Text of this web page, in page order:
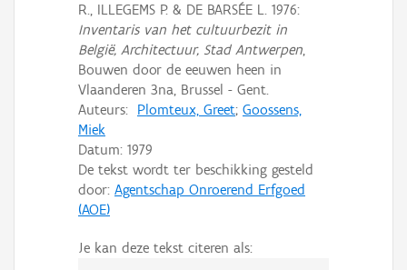
R., ILLEGEMS P. & DE BARSÉE L. 1976:
Inventaris van het cultuurbezit in
België, Architectuur, Stad Antwerpen,
Bouwen door de eeuwen heen in
Vlaanderen 3na, Brussel - Gent.
Auteurs: Plomteux, Greet; Goossens,
Miek
Datum: 1979
De tekst wordt ter beschikking gesteld
door: Agentschap Onroerend Erfgoed
(AOE)
Je kan deze tekst citeren als: